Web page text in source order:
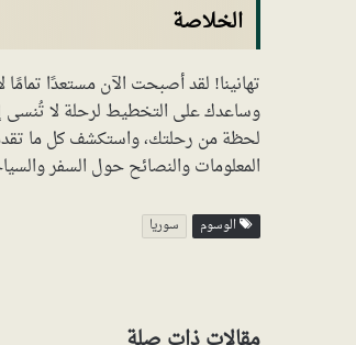
الخلاصة
تهانينا! لقد أصبحت الآن مستعدًا
وساعدك على التخطيط لرحلة لا تُنسى
لحظة من رحلتك، واستكشف كل ما
المعلومات والنصائح حول السفر
الوسوم سوريا